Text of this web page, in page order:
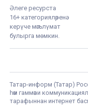
Әлеге ресурста
16+ категорияләренә
керүче мәгълүмат
булырга мөмкин.
Татар-информ (Татар)
һәм гаммәви
тарафыннан интернет